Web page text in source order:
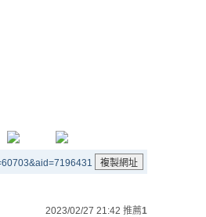
2023/02/27 21:42 推薦1